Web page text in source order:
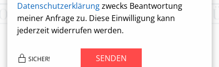
Datenschutzerklärungzwecks Beantwortung
meiner Anfrage zu. Diese Einwilligung kann
jederzeit widerrufen werden.
SICHER! SENDEN